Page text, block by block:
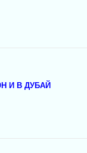
И В ДУБАЙ